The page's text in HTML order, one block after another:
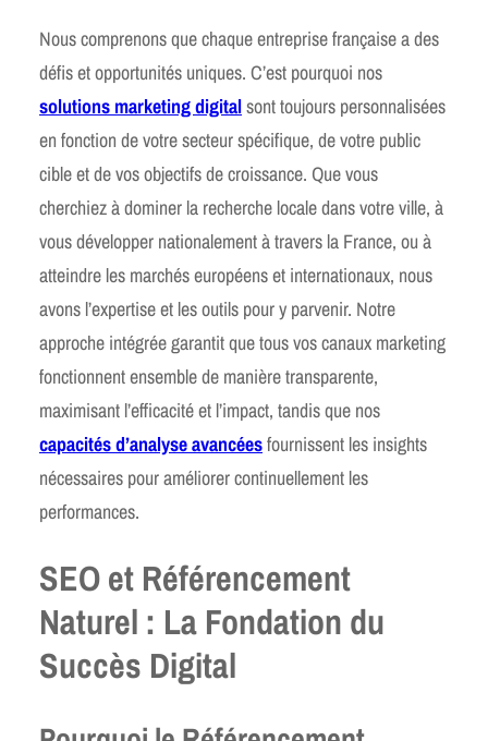
Nous comprenons que chaque entreprise française a des
défis et opportunités uniques. C’est pourquoi nos
solutions marketing digitalsont toujours personnalisées
en fonction de votre secteur spécifique, de votre public
cible et de vos objectifs de croissance. Que vous
cherchiez à dominer la recherche locale dans votre ville, à
vous développer nationalement à travers la France, ou à
atteindre les marchés européens et internationaux, nous
avons l’expertise et les outils pour y parvenir. Notre
approche intégrée garantit que tous vos canaux marketing
fonctionnent ensemble de manière transparente,
maximisant l’efficacité et l’impact, tandis que nos
capacités d’analyse avancéesfournissent les insights
nécessaires pour améliorer continuellement les
performances.
SEO et Référencement
Naturel : La Fondation du
Succès Digital